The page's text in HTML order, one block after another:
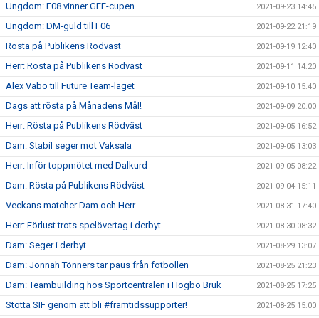
Ungdom: F08 vinner GFF-cupen 2021-09-23 14:45
Ungdom: DM-guld till F06 2021-09-22 21:19
Rösta på Publikens Rödväst 2021-09-19 12:40
Herr: Rösta på Publikens Rödväst 2021-09-11 14:20
Alex Vabö till Future Team-laget 2021-09-10 15:40
Dags att rösta på Månadens Mål! 2021-09-09 20:00
Herr: Rösta på Publikens Rödväst 2021-09-05 16:52
Dam: Stabil seger mot Vaksala 2021-09-05 13:03
Herr: Inför toppmötet med Dalkurd 2021-09-05 08:22
Dam: Rösta på Publikens Rödväst 2021-09-04 15:11
Veckans matcher Dam och Herr 2021-08-31 17:40
Herr: Förlust trots spelövertag i derbyt 2021-08-30 08:32
Dam: Seger i derbyt 2021-08-29 13:07
Dam: Jonnah Tönners tar paus från fotbollen 2021-08-25 21:23
Dam: Teambuilding hos Sportcentralen i Högbo Bruk 2021-08-25 17:25
Stötta SIF genom att bli #framtidssupporter! 2021-08-25 15:00